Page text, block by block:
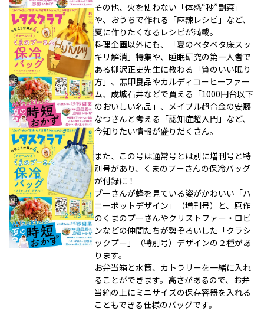
その他、火を使わない「体感“秒”副菜」
や、おうちで作れる「麻辣レシピ」など、
夏に作りたくなるレシピが満載。
料理企画以外にも、「夏のベタベタ床スッ
キリ解消」特集や、睡眠研究の第一人者で
ある柳沢正史先生に教わる「質のいい眠り
方」、無印良品やカルディコーヒーファー
ム、成城石井などで買える「1000円台以下
のおいしい名品」、メイプル超合金の安藤
なつさんと考える「認知症超入門」など、
今知りたい情報が盛りだくさん。
また、この号は通常号とは別に増刊号と特
別号があり、くまのプーさんの保冷バッグ
が付録に！
プーさんが蜂を見ている姿がかわいい「ハ
ニーポットデザイン」（増刊号）と、原作
のくまのプーさんやクリストファー・ロビ
ンなどの仲間たちが勢ぞろいした「クラシ
ックプー」（特別号）デザインの２種があ
ります。
お弁当箱と水筒、カトラリーを一緒に入れ
ることができます。高さがあるので、お弁
当箱の上にミニサイズの保存容器を入れる
こともできる仕様のバッグです。